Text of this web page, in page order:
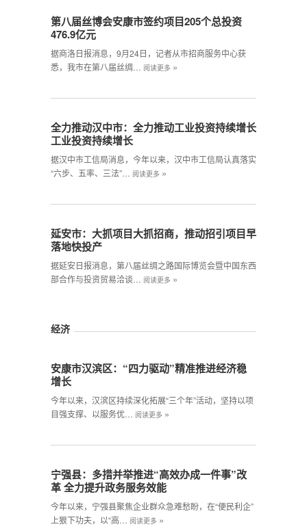
第八届丝博会安康市签约项目205个总投资
476.9亿元
据商洛日报消息，9月24日，记者从市招商服务中心获
悉，我市在第八届丝绸…
阅读更多 »
全力推动汉中市：全力推动工业投资持续增长
工业投资持续增长
据汉中市工信局消息，今年以来，汉中市工信局认真落实
“六步、五率、三法”…
阅读更多 »
延安市：大抓项目大抓招商，推动招引项目早
落地快投产
据延安日报消息，第八届丝绸之路国际博览会暨中国东西
部合作与投资贸易洽谈…
阅读更多 »
经济
安康市汉滨区：“四力驱动”精准推进经济稳
增长
今年以来，汉滨区持续深化拓展“三个年”活动，坚持以项
目强支撑、以服务优…
阅读更多 »
宁强县：多措并举推进“高效办成一件事”改
革 全力提升政务服务效能
今年以来，宁强县聚焦企业群众急难愁盼，在“便民利企”
上狠下功夫，以“高…
阅读更多 »